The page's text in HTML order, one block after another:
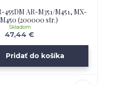
455DM AR-M351/M451, MX-
(200000 str.)
47,44 €
Skladom
Pridať do košíka